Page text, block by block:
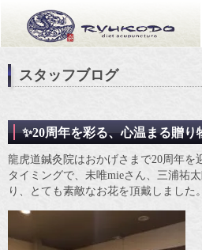
スタッフブログ
✨20周年を彩る、心温まる贈り
龍虎道鍼灸院はおかげさまで20周年を
タイミングで、未唯mieさん、三浦祐
り、とても素敵なお花を頂戴しました。